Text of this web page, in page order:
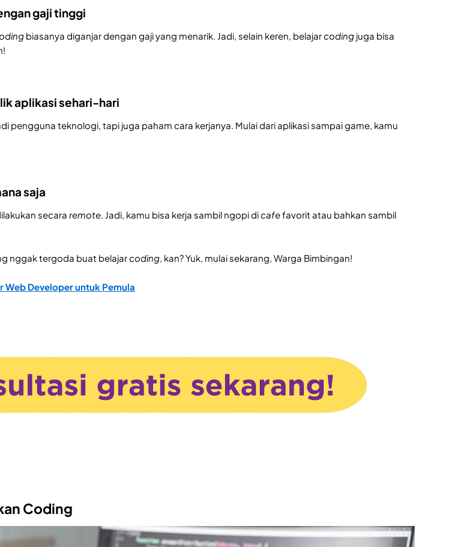
gaji tinggi
biasanya diganjar dengan gaji yang menarik. Jadi, selain keren, belajarcoding juga bisa
aplikasi sehari-hari
pengguna teknologi, tapi juga paham cara kerjanya. Mulai dari aplikasi sampai game, kamu
saja
secara remote. Jadi, kamu bisa kerja sambil ngopi dicafefavorit atau bahkan sambil
nggak tergoda buat belajarcoding, kan? Yuk, mulai sekarang, Warga Bimbingan!
Web Developer untuk Pemula
Coding